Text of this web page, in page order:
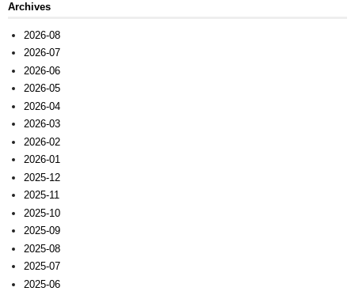
Archives
2026-08
2026-07
2026-06
2026-05
2026-04
2026-03
2026-02
2026-01
2025-12
2025-11
2025-10
2025-09
2025-08
2025-07
2025-06